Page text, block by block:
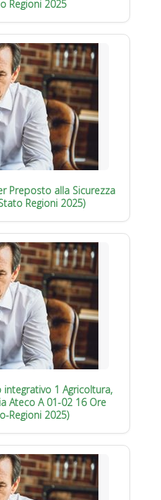
Regioni 2025
Preposto alla Sicurezza
Regioni 2025)
integrativo 1 Agricoltura,
Ateco A 01-02 16 Ore
Regioni 2025)